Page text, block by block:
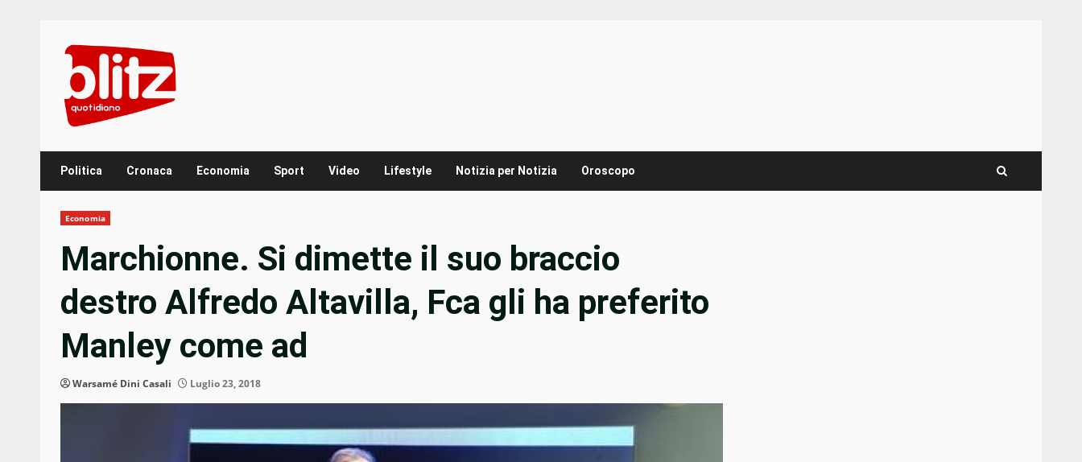
content
Politica Cronaca Economia Sport Video Lifestyle Notizia per Notizia Oroscopo
Economia
Marchionne. Si dimette il suo braccio
destro Alfredo Altavilla, Fca gli ha preferito
Manley come ad
Warsamé Dini Casali Luglio 23, 2018